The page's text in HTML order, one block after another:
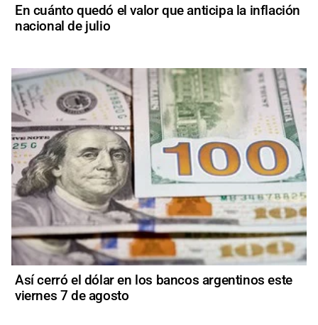
En cuánto quedó el valor que anticipa la inflación
nacional de julio
Así cerró el dólar en los bancos argentinos este
viernes 7 de agosto